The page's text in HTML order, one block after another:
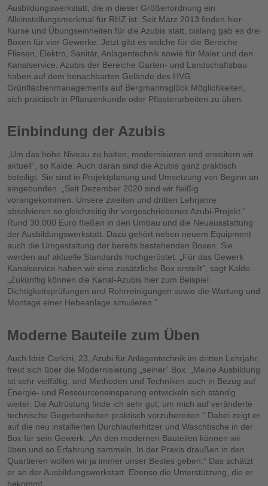
Ausbildungswerkstatt, die in dieser Größenordnung ein
Alleinstellungsmerkmal für RHZ ist. Seit März 2013 finden hier
Kurse und Übungseinheiten für die Azubis statt, bislang gab es drei
Boxen für vier Gewerke. Jetzt gibt es welche für die Bereiche
Fliesen, Elektro, Sanitär, Anlagentechnik sowie für Maler und den
Kanalservice. Azubis der Bereiche Garten- und Landschaftsbau
haben auf dem benachbarten Gelände des HVG
Grünflächenmanagements auf Bergmannsglück Möglichkeiten,
sich praktisch in Pflanzenkunde oder Pflasterarbeiten zu üben.
Einbindung der Azubis
„Um das hohe Niveau zu halten, modernisieren und erweitern wir
aktuell“, so Kalde. Auch daran sind die Azubis ganz praktisch
beteiligt. Sie sind in Projektplanung und Umsetzung von Beginn an
eingebunden. „Seit Dezember 2020 sind wir fleißig
vorangekommen. Unsere zweiten und dritten Lehrjahre
absolvieren so gleichzeitig ihr vorgeschriebenes Azubi-Projekt.“
Rund 30.000 Euro fließen in den Umbau und die Neuausstattung
der Ausbildungswerkstatt. Dazu gehört neben neuem Equipment
auch die Umgestaltung der bereits bestehenden Boxen. Sie
werden auf aktuelle Standards hochgerüstet. „Für das Gewerk
Kanalservice haben wir eine zusätzliche Box erstellt“, sagt Kalde.
„Zukünftig können die Kanal-Azubis hier zum Beispiel
Dichtigkeitsprüfungen und Rohrreinigungen sowie die Wartung und
Montage einer Hebeanlage simulieren.“
Moderne Bauteile zum Üben
Auch Idriz Cerkini, 23, Azubi für Anlagentechnik im dritten Lehrjahr,
freut sich über die Modernisierung „seiner“ Box. „Meine Ausbildung
ist sehr vielfältig, und Methoden und Techniken auch in Bezug auf
Energie- und Ressourceneinsparung entwickeln sich ständig
weiter. Die Aufrüstung finde ich sehr gut, um mich auf veränderte
technische Gegebenheiten praktisch vorzubereiten.“ Dabei zeigt er
auf die neu installierten Durchlauferhitzer und Waschtische in der
Box für sein Gewerk. „An den modernen Bauteilen können wir
üben und so Erfahrung sammeln. In der Praxis draußen in den
Quartieren wollen wir ja immer unser Bestes geben.“ Das schätzt
er an der Ausbildungswerkstatt. Ebenso die Unterstützung, die er
bekommt.